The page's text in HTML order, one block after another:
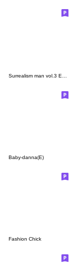
Baby-danna(E)
Fashion Chick